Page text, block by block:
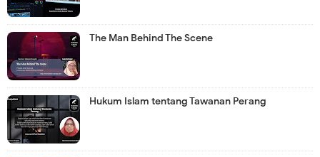
The Man Behind The Scene
Hukum Islam tentang Tawanan Perang